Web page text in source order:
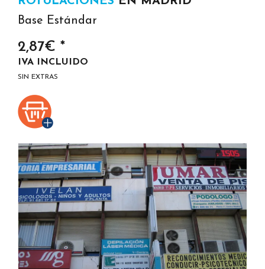
Base Estándar
2,87€ *
IVA INCLUIDO
SIN EXTRAS